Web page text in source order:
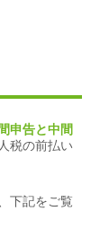
申告と中間
税の前払い
下記をご覧